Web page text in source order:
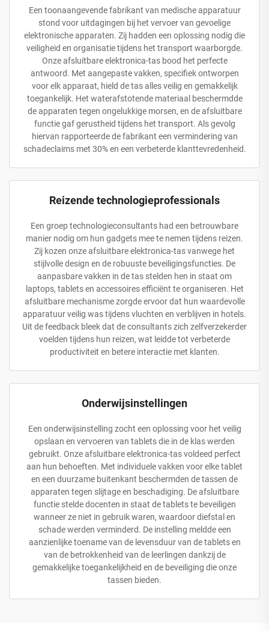
Een toonaangevende fabrikant van medische apparatuur
stond voor uitdagingen bij het vervoer van gevoelige
elektronische apparaten. Zij hadden een oplossing nodig die
veiligheid en organisatie tijdens het transport waarborgde.
Onze afsluitbare elektronica-tas bood het perfecte
antwoord. Met aangepaste vakken, specifiek ontworpen
voor elk apparaat, hield de tas alles veilig en gemakkelijk
toegankelijk. Het waterafstotende materiaal beschermdde
de apparaten tegen ongelukkige morsen, en de afsluitbare
functie gaf gerustheid tijdens het transport. Als gevolg
hiervan rapporteerde de fabrikant een vermindering van
schadeclaims met 30% en een verbeterde klanttevredenheid.
Reizende technologieprofessionals
Een groep technologieconsultants had een betrouwbare
manier nodig om hun gadgets mee te nemen tijdens reizen.
Zij kozen onze afsluitbare elektronica-tas vanwege het
stijlvolle design en de robuuste beveiligingsfuncties. De
aanpasbare vakken in de tas stelden hen in staat om
laptops, tablets en accessoires efficiënt te organiseren. Het
afsluitbare mechanisme zorgde ervoor dat hun waardevolle
apparatuur veilig was tijdens vluchten en verblijven in hotels.
Uit de feedback bleek dat de consultants zich zelfverzekerder
voelden tijdens hun reizen, wat leidde tot verbeterde
productiviteit en betere interactie met klanten.
Onderwijsinstellingen
Een onderwijsinstelling zocht een oplossing voor het veilig
opslaan en vervoeren van tablets die in de klas werden
gebruikt. Onze afsluitbare elektronica-tas voldeed perfect
aan hun behoeften. Met individuele vakken voor elke tablet
en een duurzame buitenkant beschermden de tassen de
apparaten tegen slijtage en beschadiging. De afsluitbare
functie stelde docenten in staat de tablets te beveiligen
wanneer ze niet in gebruik waren, waardoor diefstal en
schade werden verminderd. De instelling meldde een
aanzienlijke toename van de levensduur van de tablets en
van de betrokkenheid van de leerlingen dankzij de
gemakkelijke toegankelijkheid en de beveiliging die onze
tassen bieden.